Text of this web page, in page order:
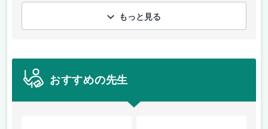
もっと見る
おすすめの先生